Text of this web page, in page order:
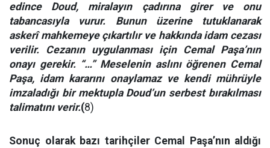
edince Doud, miralayın çadırına girer ve onu
tabancasıyla vurur. Bunun üzerine tutuklanarak
askerî mahkemeye çıkartılır ve hakkında idam cezası
verilir. Cezanın uygulanması için Cemal Paşa’nın
onayı gerekir. “…” Meselenin aslını öğrenen Cemal
Paşa, idam kararını onaylamaz ve kendi mührüyle
imzaladığı bir mektupla Doud’un serbest bırakılması
talimatını verir.(8)
Sonuç olarak bazı tarihçiler Cemal Paşa’nın aldığı